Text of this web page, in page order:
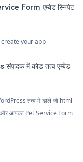
Form एम्बेड स्निपेट
your app
में कोड तत्व एम्बेड
तत्व में डालें जो html
और आपका Pet Service Form